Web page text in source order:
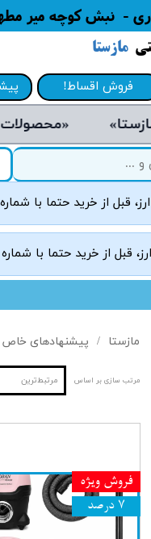
فروش اقساط!
مازستا
قبل از خرید حتما با شماره
نبش کوچه میر مطهری -
قبل از خرید حتما با شماره
مازستا پیشنهادهای خاص
مرتب سازی بر اساس مرتبط‌ترین
فروش ویژه
۷ درصد